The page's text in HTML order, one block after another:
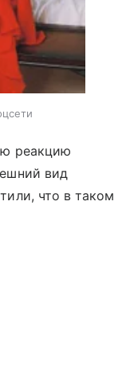
реакцию
вид
что в таком